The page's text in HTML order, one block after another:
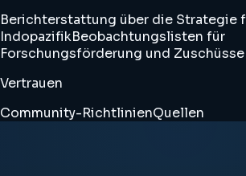
Berichterstattung über die Strategie
IndopazifikBeobachtungslisten für
Forschungsförderung und Zuschüsse
Vertrauen
Community-RichtlinienQuellen